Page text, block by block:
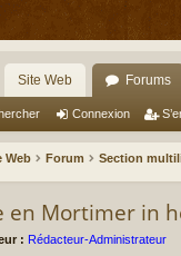
Site Web Forums
Connexion
Web Forum Section
en Mortimer in
: Rédacteur-Administrateur